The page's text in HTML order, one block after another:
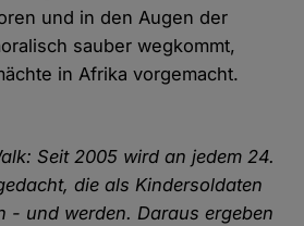
und in den Augen der
sauber wegkommt,
in Afrika vorgemacht.
Seit 2005 wird an jedem 24.
die als Kindersoldaten
- und werden. Daraus ergeben